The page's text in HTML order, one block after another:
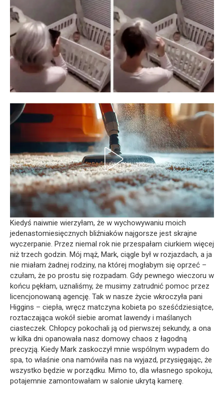
Kiedyś naiwnie wierzyłam, że w wychowywaniu moich
jedenastomiesięcznych bliźniaków najgorsze jest skrajne
wyczerpanie. Przez niemal rok nie przespałam ciurkiem więcej
niż trzech godzin. Mój mąż, Mark, ciągle był w rozjazdach, a ja
nie miałam żadnej rodziny, na której mogłabym się oprzeć –
czułam, że po prostu się rozpadam. Gdy pewnego wieczoru w
końcu pękłam, uznaliśmy, że musimy zatrudnić pomoc przez
licencjonowaną agencję. Tak w nasze życie wkroczyła pani
Higgins – ciepła, wręcz matczyna kobieta po sześćdziesiątce,
roztaczająca wokół siebie aromat lawendy i maślanych
ciasteczek. Chłopcy pokochali ją od pierwszej sekundy, a ona
w kilka dni opanowała nasz domowy chaos z łagodną
precyzją. Kiedy Mark zaskoczył mnie wspólnym wypadem do
spa, to właśnie ona namówiła nas na wyjazd, przysięgając, że
wszystko będzie w porządku. Mimo to, dla własnego spokoju,
potajemnie zamontowałam w salonie ukrytą kamerę.